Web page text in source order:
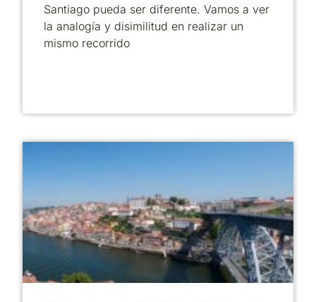
Santiago pueda ser diferente. Vamos a ver
la analogía y disimilitud en realizar un
mismo recorrido